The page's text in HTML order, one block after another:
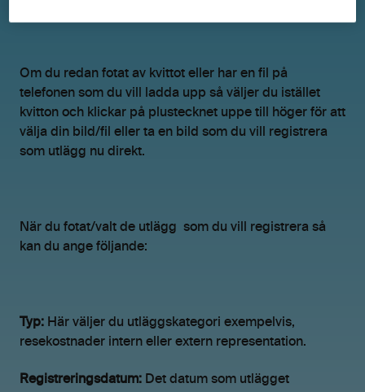
Om du redan fotat av kvittot eller har en fil på
telefonen som du vill ladda upp så väljer du istället
kvitton och klickar på plustecknet uppe till höger för att
välja din bild/fil eller ta en bild som du vill registrera
som utlägg nu direkt.
När du fotat/valt de utlägg som du vill registrera så
kan du ange följande:
Typ: Här väljer du utläggskategori exempelvis,
resekostnader intern eller extern representation.
Registreringsdatum: Det datum som utlägget